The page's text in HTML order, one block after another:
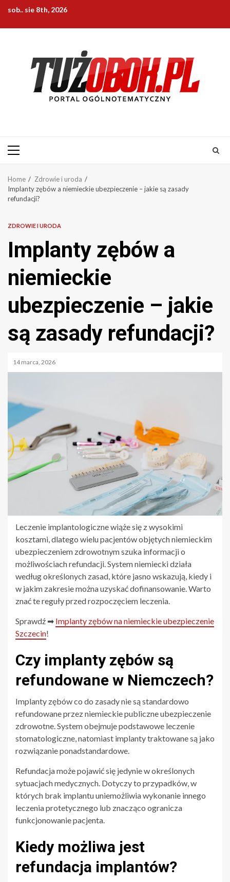
content
sob.. sie 8th, 2026
Primary
Home
Zdrowie i uroda
Implanty zębów a niemieckie ubezpieczenie – jakie są zasady
refundacji?
ZDROWIE I URODA
Implanty zębów a
niemieckie
ubezpieczenie – jakie
są zasady refundacji?
14 marca, 2026
Leczenie implantologiczne wiąże się z wysokimi
kosztami, dlatego wielu pacjentów objętych niemieckim
ubezpieczeniem zdrowotnym szuka informacji o
możliwościach refundacji. System niemiecki działa
według określonych zasad, które jasno wskazują, kiedy i
w jakim zakresie można uzyskać dofinansowanie. Warto
znać te reguły przed rozpoczęciem leczenia.
Sprawdź ➡ Implanty zębów na niemieckie ubezpieczenie
Szczecin!
Czy implanty zębów są
refundowane w Niemczech?
Implanty zębów co do zasady nie są standardowo
refundowane przez niemieckie publiczne ubezpieczenie
zdrowotne. System obejmuje podstawowe leczenie
stomatologiczne, natomiast implanty traktowane są jako
rozwiązanie ponadstandardowe.
Refundacja może pojawić się jedynie w określonych
sytuacjach medycznych. Dotyczy to przypadków, w
których brak implantu uniemożliwia wykonanie innego
leczenia protetycznego lub znacząco ogranicza
funkcjonowanie pacjenta.
Kiedy możliwa jest
refundacja implantów?